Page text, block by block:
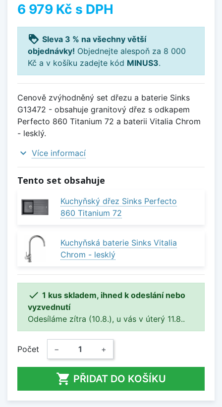
6 979 Kč s DPH
loyalty Sleva 3 % na všechny větší
objednávky! Objednejte alespoň za 8 000
Kč a v košíku zadejte kód MINUS3.
Cenově zvýhodněný set dřezu a baterie Sinks
G13472 - obsahuje granitový dřez s odkapem
Perfecto 860 Titanium 72 a baterii Vitalia Chrom
- lesklý.
expand_more Více informací
Tento set obsahuje
Kuchyňský dřez Sinks Perfecto
860 Titanium 72
Kuchyňská baterie Sinks Vitalia
Chrom - lesklý
 1 kus skladem, ihned k odeslání nebo
vyzvednutí
Odesíláme zítra (10.8.), u vás v úterý 11.8..
Počet − +
 PŘIDAT DO KOŠÍKU